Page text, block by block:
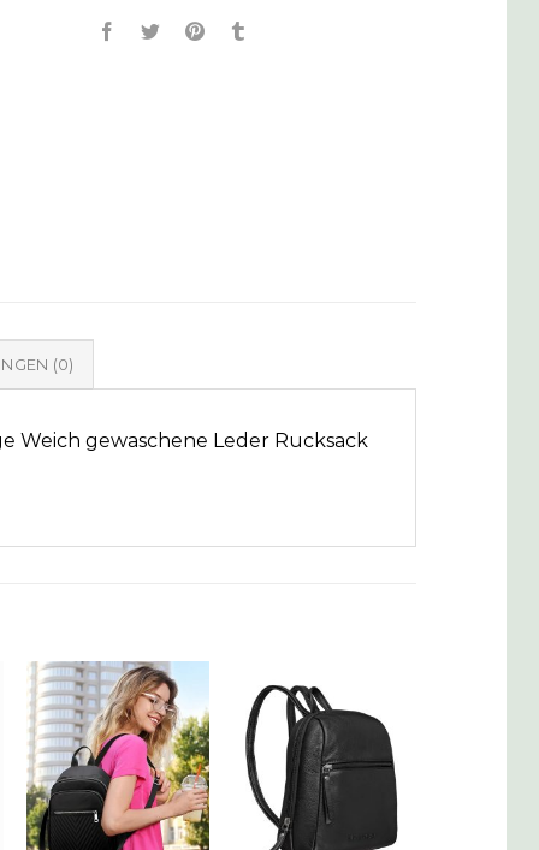
(0)
Weich gewaschene Leder Rucksack